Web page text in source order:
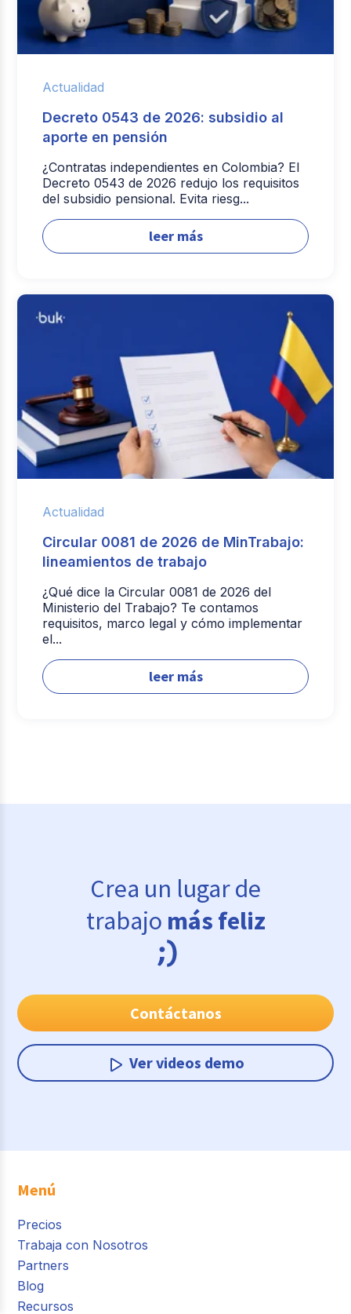
Actualidad
Decreto 0543 de 2026: subsidio al
aporte en pensión
¿Contratas independientes en Colombia? El
Decreto 0543 de 2026 redujo los requisitos
del subsidio pensional. Evita riesg...
leer más
Actualidad
Circular 0081 de 2026 de MinTrabajo:
lineamientos de trabajo
¿Qué dice la Circular 0081 de 2026 del
Ministerio del Trabajo? Te contamos
requisitos, marco legal y cómo implementar
el...
leer más
Crea un lugar de
trabajo más feliz
Contáctanos
Ver videos demo
Menú
Precios
Trabaja con Nosotros
Partners
Blog
Recursos